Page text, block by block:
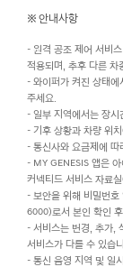
※ 안내사항
- 원격 공조 제어 서비
적용되며, 추후 다른 차
- 와이퍼가 켜진 상태에
주세요.
- 일부 지역에서는 장시
- 기후 상황과 차량 위
- 통신사와 요금제에 따
- MY GENESIS 앱은
커넥티드 서비스 자료
- 보안을 위해 비밀번
6000)로서 본인 확인
- 서비스는 변경, 추가,
서비스가 다를 수 있습
- 통신 음영 지역 및 일